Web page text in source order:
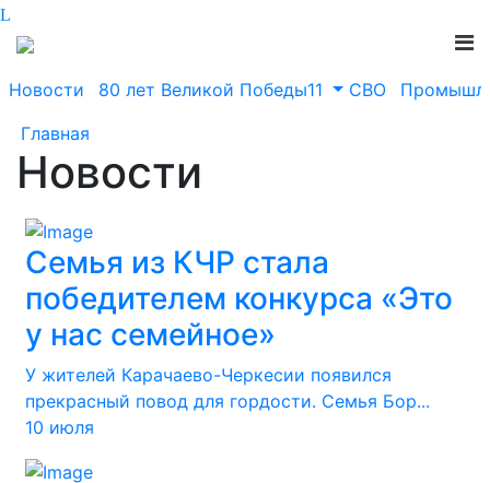
Новости 80 лет Великой Победы11 СВО
Главная
Новости
Семья из КЧР стала
победителем конкурса «Это
у нас семейное»
У жителей Карачаево-Черкесии появился
прекрасный повод для гордости. Семья Бор...
10 июля